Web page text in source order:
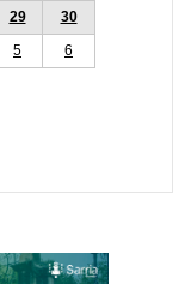
29
30
5 6